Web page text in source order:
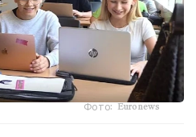
Фото: Euronews